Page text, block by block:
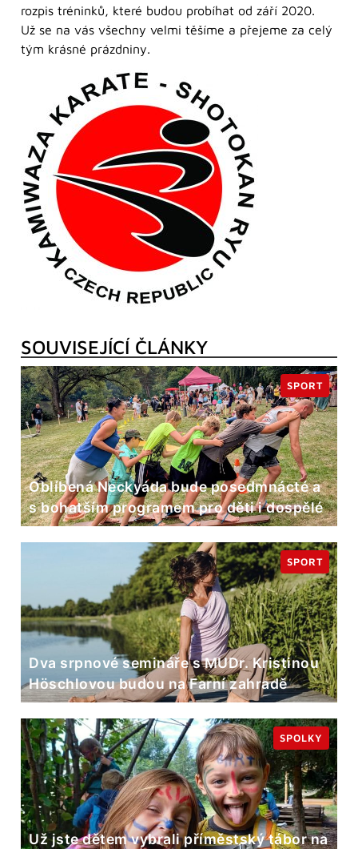
rozpis tréninků, které budou probíhat od září 2020.
Už se na vás všechny velmi těšíme a přejeme za celý
tým krásné prázdniny.
SOUVISEJÍCÍ ČLÁNKY
Oblíbená Neckyáda bude posedmnácté a
s bohatším programem pro děti i dospělé
SPORT
Dva srpnové semináře s MUDr. Kristinou
Höschlovou budou na Farní zahradě
SPORT
Už jste dětem vybrali příměstský tábor na
SPOLKY